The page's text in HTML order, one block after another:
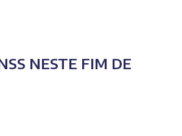
NESTE FIM DE